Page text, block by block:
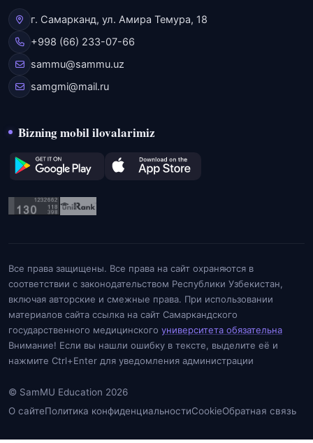
г. Самарканд, ул. Амира Темура, 18
+998 (66) 233-07-66
sammu@sammu.uz
samgmi@mail.ru
Bizning mobil ilovalarimiz
Все права защищены. Все права на сайт охраняются в
соответствии с законодательством Республики Узбекистан,
включая авторские и смежные права. При использовании
материалов сайта ссылка на сайт Самаркандского
государственного медицинского университета обязательна
Внимание! Если вы нашли ошибку в тексте, выделите её и
нажмите Ctrl+Enter для уведомления администрации
© SamMU Education 2026
О сайтеПолитика конфиденциальностиCookieОбратная связь